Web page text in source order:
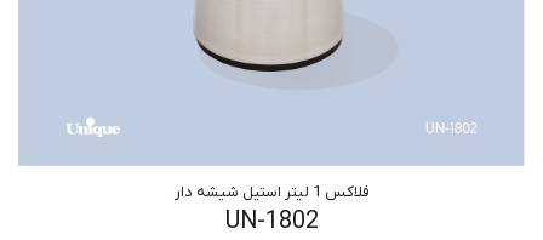
فلاکس 1 لیتر استیل شیشه دار
UN-1802